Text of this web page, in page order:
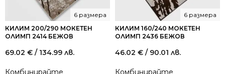
КИЛИМ 200/290 МОКЕТЕН
ОЛИМП 2414 БЕЖОВ
6 размера
69.02 € / 134.99 лв.
Комбинирайте
КИЛИМ 160/240 МОКЕТЕН
ОЛИМП 2436 БЕЖОВ
6 размера
46.02 € / 90.01 лв.
Комбинирайте